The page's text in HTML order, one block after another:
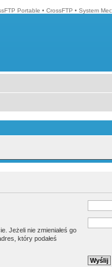
Portable • CrossFTP • System
Jeżeli nie zmieniałeś go
który podałeś